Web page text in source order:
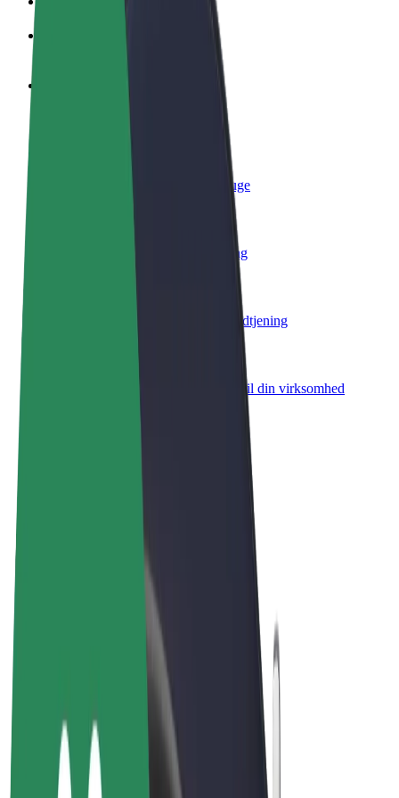
Lever mad og få udbetaling hver uge
Nå flere kunder og øg din indtjening
Tilføj din flåde til Bolt, og øg din indtjening
Bolt-produkter og tjenester skaleret til din virksomhed
Bolt Marked
Bolt Food
Bolt Drive